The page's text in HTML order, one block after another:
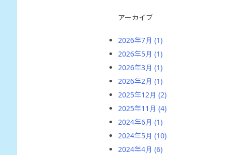
アーカイブ
2026年7月 (1)
2026年5月 (1)
2026年3月 (1)
2026年2月 (1)
2025年12月 (2)
2025年11月 (4)
2024年6月 (1)
2024年5月 (10)
2024年4月 (6)